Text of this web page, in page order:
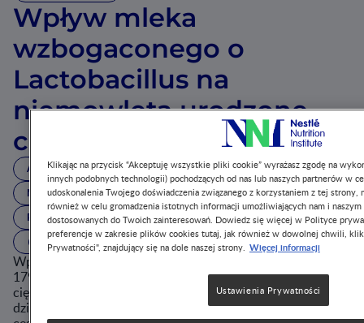
Wpływ mleka
wzbogaconego o
Lactobacillus na
niemowlęta urodzone
cięciem cesarskim
ALERGIE
CIĄŻA I KARMIENIE PIERSIĄ
MAŁA MASA URODZENIOWA
ODŻYWIANIE PO 1 ROKU
PRAWIDŁOWA DIETA A ZDROWIE
WZROST I ROZWÓJ
2 MIN. CZYTANIA
Wpływ preparatu zawierającego Lactobacillus reuteri DSM
17938 na mikrobiotę kałową niemowląt urodzonych przez
cięcie cesarskie. Badanie Jak różni się mikrobiota jelitowa
dzieci urodzonych drogą naturalną i tych urodzonych przez
Klikając na przycisk “Akceptuję wszystkie pliki cookie” wyrażasz zgodę na
innych podobnych technologii) pochodzących od nas lub naszych partnerów w
udoskonalenia Twojego doświadczenia związanego z korzystaniem z tej
również w celu gromadzenia istotnych informacji umożliwiających nam i
dostosowanych do Twoich zainteresowań. Dowiedz się więcej w Polityce
preferencje w zakresie plików cookies tutaj, jak również w dowolnej chwili,
Prywatności", znajdujący się na dole naszej strony. Więcej informacji
Ustawienia Prywatności